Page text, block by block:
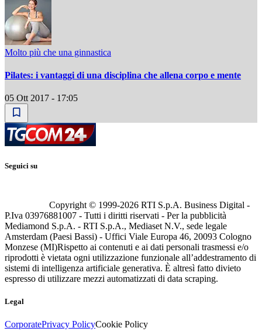
Molto più che una ginnastica
Pilates: i vantaggi di una disciplina che allena corpo e mente
05 Ott 2017 - 17:05
Seguici su
Copyright © 1999-2026 RTI S.p.A. Business Digital -
P.Iva 03976881007 - Tutti i diritti riservati - Per la pubblicità
Mediamond S.p.A. - RTI S.p.A., Mediaset N.V., sede legale
Amsterdam (Paesi Bassi) - Uffici Viale Europa 46, 20093 Cologno
Monzese (MI)Rispetto ai contenuti e ai dati personali trasmessi e/o
riprodotti è vietata ogni utilizzazione funzionale all’addestramento di
sistemi di intelligenza artificiale generativa. È altresì fatto divieto
espresso di utilizzare mezzi automatizzati di data scraping.
Legal
CorporatePrivacy PolicyCookie Policy